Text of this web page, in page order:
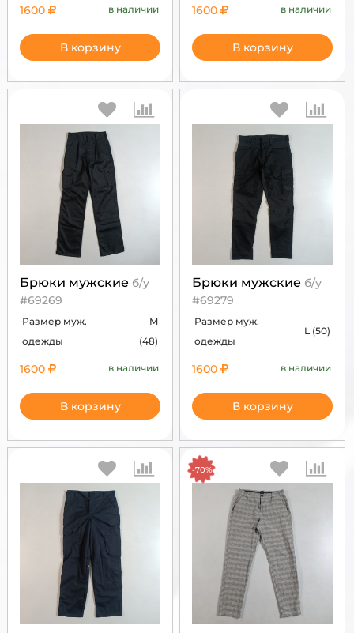
1600 в наличии
В корзину
1600 в наличии
В корзину
Брюки мужские б/у
#69269
Размер муж.
одежды
M
(48)
1600 в наличии
В корзину
Брюки мужские б/у
#69279
Размер муж.
одежды
L (50)
1600 в наличии
В корзину
-70%